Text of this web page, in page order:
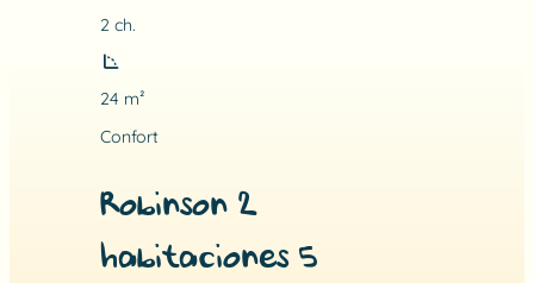
2 ch.
24 m²
Confort
Robinson 2
habitaciones 5